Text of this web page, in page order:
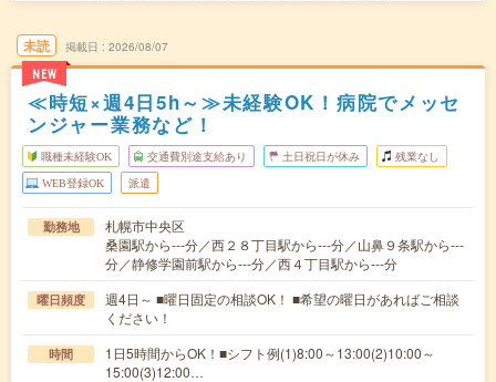
未読
NEW
掲載日 2026/08/07
≪時短×週4日5h～≫未経験OK！病院でメッセ
ンジャー業務など！
職種未経験OK 交通費別途支給あり 土日祝日が休み 残業なし
WEB登録OK 派遣
勤務地
札幌市中央区
桑園駅から---分／西２８丁目駅から---分／山鼻９条駅から---
分／静修学園前駅から---分／西４丁目駅から---分
曜日頻度
週4日～ ■曜日固定の相談OK！ ■希望の曜日があればご相談
ください！
時間
1日5時間からOK！■シフト例(1)8:00～13:00(2)10:00～
15:00(3)12:00…